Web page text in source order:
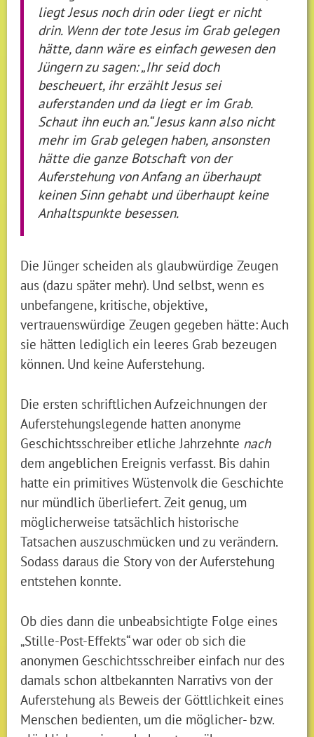
liegt Jesus noch drin oder liegt er nicht
drin. Wenn der tote Jesus im Grab gelegen
hätte, dann wäre es einfach gewesen den
Jüngern zu sagen: „Ihr seid doch
bescheuert, ihr erzählt Jesus sei
auferstanden und da liegt er im Grab.
Schaut ihn euch an.“ Jesus kann also nicht
mehr im Grab gelegen haben, ansonsten
hätte die ganze Botschaft von der
Auferstehung von Anfang an überhaupt
keinen Sinn gehabt und überhaupt keine
Anhaltspunkte besessen.
Die Jünger scheiden als glaubwürdige Zeugen
aus (dazu später mehr). Und selbst, wenn es
unbefangene, kritische, objektive,
vertrauenswürdige Zeugen gegeben hätte: Auch
sie hätten lediglich ein leeres Grab bezeugen
können. Und keine Auferstehung.
Die ersten schriftlichen Aufzeichnungen der
Auferstehungslegende hatten anonyme
Geschichtsschreiber etliche Jahrzehnte nach
dem angeblichen Ereignis verfasst. Bis dahin
hatte ein primitives Wüstenvolk die Geschichte
nur mündlich überliefert. Zeit genug, um
möglicherweise tatsächlich historische
Tatsachen auszuschmücken und zu verändern.
Sodass daraus die Story von der Auferstehung
entstehen konnte.
Ob dies dann die unbeabsichtigte Folge eines
„Stille-Post-Effekts“ war oder ob sich die
anonymen Geschichtsschreiber einfach nur des
damals schon altbekannten Narrativs von der
Auferstehung als Beweis der Göttlichkeit eines
Menschen bedienten, um die möglicher- bzw.